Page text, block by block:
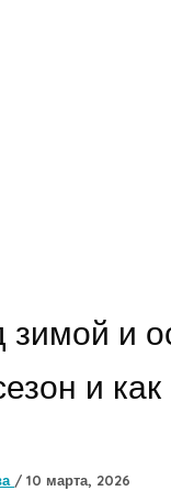
зимой и
и как
/ 10 марта, 2026